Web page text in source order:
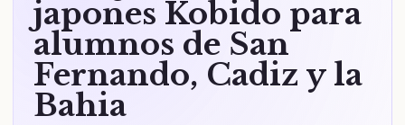
japones Kobido para
alumnos de San
Fernando, Cadiz y la
Bahia